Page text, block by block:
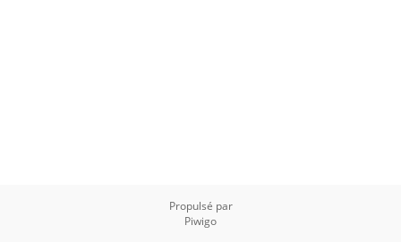
Propulsé par
Piwigo